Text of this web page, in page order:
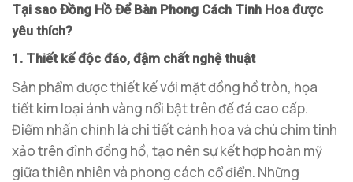
Tại sao Đồng Hồ Để Bàn Phong Cách Tinh Hoa được
yêu thích?
1. Thiết kế độc đáo, đậm chất nghệ thuật
Sản phẩm được thiết kế với mặt đồng hồ tròn, họa
tiết kim loại ánh vàng nổi bật trên đế đá cao cấp.
Điểm nhấn chính là chi tiết cành hoa và chú chim tinh
xảo trên đỉnh đồng hồ, tạo nên sự kết hợp hoàn mỹ
giữa thiên nhiên và phong cách cổ điển. Những